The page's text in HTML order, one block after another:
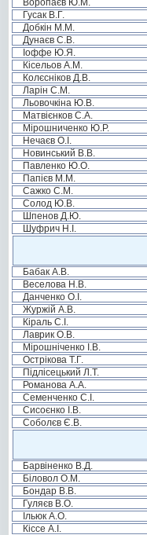
Воропаєв Ю.М.
Гусак В.Г.
Добкін М.М.
Дунаєв С.В.
Іоффе Ю.Я.
Кісельов А.М.
Колєсніков Д.В.
Ларін С.М.
Льовочкіна Ю.В.
Матвієнков С.А.
Мірошниченко Ю.Р.
Нечаєв О.І.
Новинський В.В.
Павленко Ю.О.
Папієв М.М.
Сажко С.М.
Солод Ю.В.
Шпенов Д.Ю.
Шуфрич Н.І.
Бабак А.В.
Веселова Н.В.
Данченко О.І.
Журжій А.В.
Кіраль С.І.
Лаврик О.В.
Мірошніченко І.В.
Острікова Т.Г.
Підлісецький Л.Т.
Романова А.А.
Семенченко С.І.
Сисоєнко І.В.
Соболєв Є.В.
Барвіненко В.Д.
Біловол О.М.
Бондар В.В.
Гуляєв В.О.
Ільюк А.О.
Кіссе А.І.